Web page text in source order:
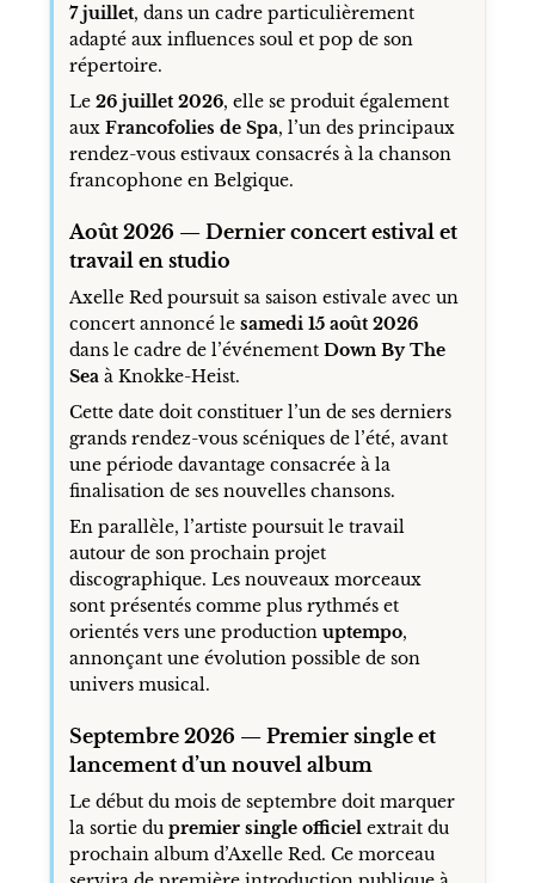
7 juillet, dans un cadre particulièrement
adapté aux influences soul et pop de son
répertoire.
Le 26 juillet 2026, elle se produit également
aux Francofolies de Spa, l’un des principaux
rendez-vous estivaux consacrés à la chanson
francophone en Belgique.
Août 2026 — Dernier concert estival et
travail en studio
Axelle Red poursuit sa saison estivale avec un
concert annoncé le samedi 15 août 2026
dans le cadre de l’événement Down By The
Seaà Knokke-Heist.
Cette date doit constituer l’un de ses derniers
grands rendez-vous scéniques de l’été, avant
une période davantage consacrée à la
finalisation de ses nouvelles chansons.
En parallèle, l’artiste poursuit le travail
autour de son prochain projet
discographique. Les nouveaux morceaux
sont présentés comme plus rythmés et
orientés vers une production uptempo,
annonçant une évolution possible de son
univers musical.
Septembre 2026 — Premier single et
lancement d’un nouvel album
Le début du mois de septembre doit marquer
la sortie du premier single officielextrait du
prochain album d’Axelle Red. Ce morceau